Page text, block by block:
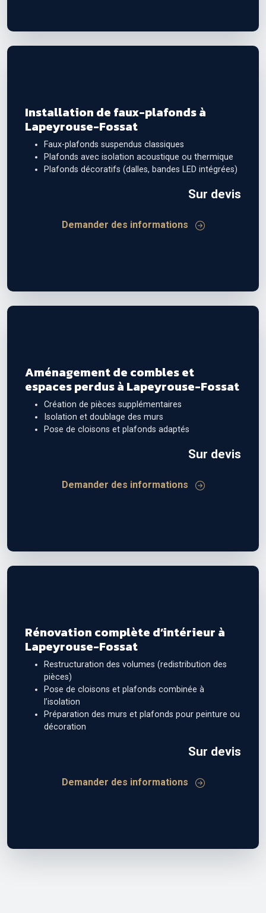
Installation de faux-plafonds à
Lapeyrouse-Fossat
Faux-plafonds suspendus classiques
Plafonds avec isolation acoustique ou thermique
Plafonds décoratifs (dalles, bandes LED intégrées)
Sur devis
Demander des informations
Aménagement de combles et
espaces perdus à Lapeyrouse-Fossat
Création de pièces supplémentaires
Isolation et doublage des murs
Pose de cloisons et plafonds adaptés
Sur devis
Demander des informations
Rénovation complète d’intérieur à
Lapeyrouse-Fossat
Restructuration des volumes (redistribution des
pièces)
Pose de cloisons et plafonds combinée à
l’isolation
Préparation des murs et plafonds pour peinture ou
décoration
Sur devis
Demander des informations